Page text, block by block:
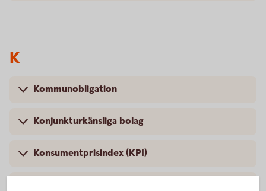
K
Kommunobligation
Konjunkturkänsliga bolag
Konsumentprisindex (KPI)